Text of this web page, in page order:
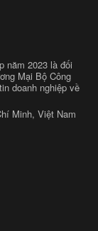
năm 2023 là đối
Mại Bộ Công
doanh nghiệp về
Minh, Việt Nam